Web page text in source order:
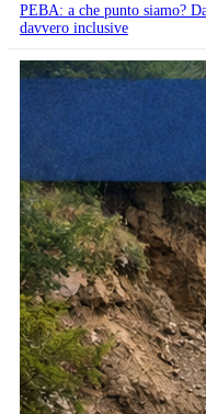
PEBA: a che punto siamo?
davvero inclusive